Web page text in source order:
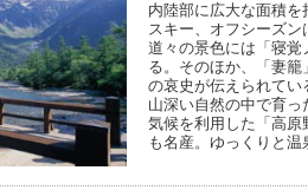
内陸部に広大な面積
スキー、オフシーズ
道々の景色には「寝
る。そのほか、「妻
の哀史が伝えられて
山深い自然の中で育
気候を利用した「高
も名産。ゆっくりと